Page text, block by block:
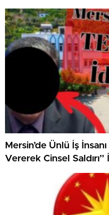
Mersin’de Ünlü İş
Vererek Cinsel Saldırı”